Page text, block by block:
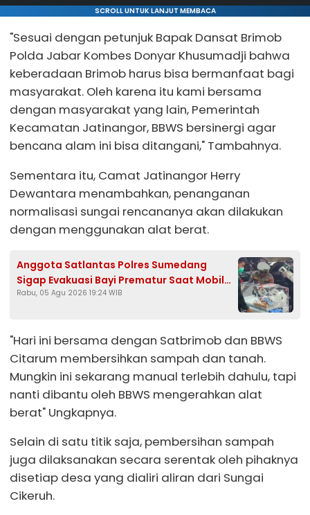
SCROLL UNTUK LANJUT MEMBACA
"Sesuai dengan petunjuk Bapak Dansat Brimob
Polda Jabar Kombes Donyar Khusumadji bahwa
keberadaan Brimob harus bisa bermanfaat bagi
masyarakat. Oleh karena itu kami bersama
dengan masyarakat yang lain, Pemerintah
Kecamatan Jatinangor, BBWS bersinergi agar
bencana alam ini bisa ditangani," Tambahnya.
Sementara itu, Camat Jatinangor Herry
Dewantara menambahkan, penanganan
normalisasi sungai rencananya akan dilakukan
dengan menggunakan alat berat.
Anggota Satlantas Polres Sumedang
Sigap Evakuasi Bayi Prematur Saat Mobil
Ambulans Pecah Ban
Rabu, 05 Agu 2026 19:24 WIB
"Hari ini bersama dengan Satbrimob dan BBWS
Citarum membersihkan sampah dan tanah.
Mungkin ini sekarang manual terlebih dahulu, tapi
nanti dibantu oleh BBWS mengerahkan alat
berat" Ungkapnya.
Selain di satu titik saja, pembersihan sampah
juga dilaksanakan secara serentak oleh pihaknya
disetiap desa yang dialiri aliran dari Sungai
Cikeruh.